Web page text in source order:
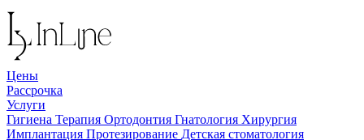
Цены
Рассрочка
Услуги
Гигиена Терапия Ортодонтия Гнатология Хирургия
Имплантация Протезирование Детская стоматология